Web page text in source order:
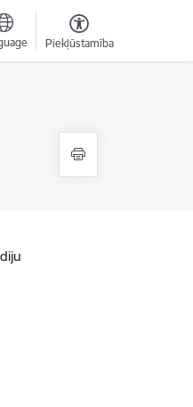
Piekļūstamība